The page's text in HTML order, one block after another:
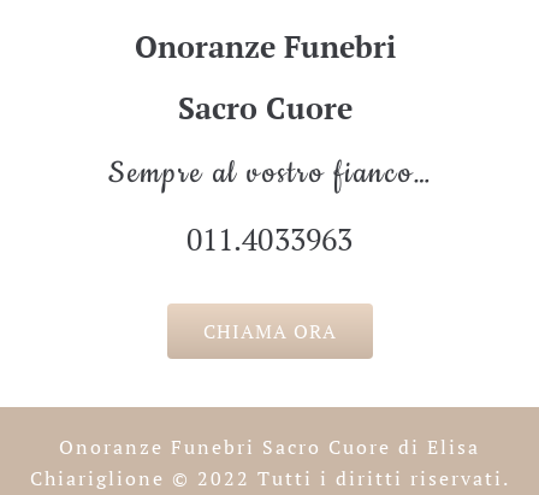
Onoranze Funebri
Sacro Cuore
Sempre al vostro fianco…
011.4033963
CHIAMA ORA
Onoranze Funebri Sacro Cuore di Elisa
Chiariglione © 2022 Tutti i diritti riservati.